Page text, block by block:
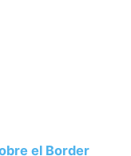
el Border